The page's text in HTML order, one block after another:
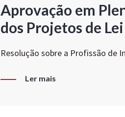
Aprovação em
dos Projetos de Lei
Resolução sobre a Profissão de
Ler mais